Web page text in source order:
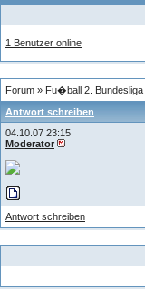
1 Benutzer online
Forum » Fu�ball 2. Bundesliga
Antwort schreiben
04.10.07 23:15
Moderator
Antwort schreiben